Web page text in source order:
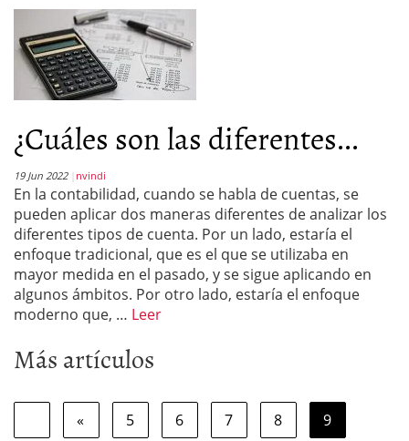
¿Cuáles son las diferentes...
19 Jun 2022 nvindi
En la contabilidad, cuando se habla de cuentas, se
pueden aplicar dos maneras diferentes de analizar los
diferentes tipos de cuenta. Por un lado, estaría el
enfoque tradicional, que es el que se utilizaba en
mayor medida en el pasado, y se sigue aplicando en
algunos ámbitos. Por otro lado, estaría el enfoque
moderno que, … Leer
Más artículos
« 5 6 7 8 9